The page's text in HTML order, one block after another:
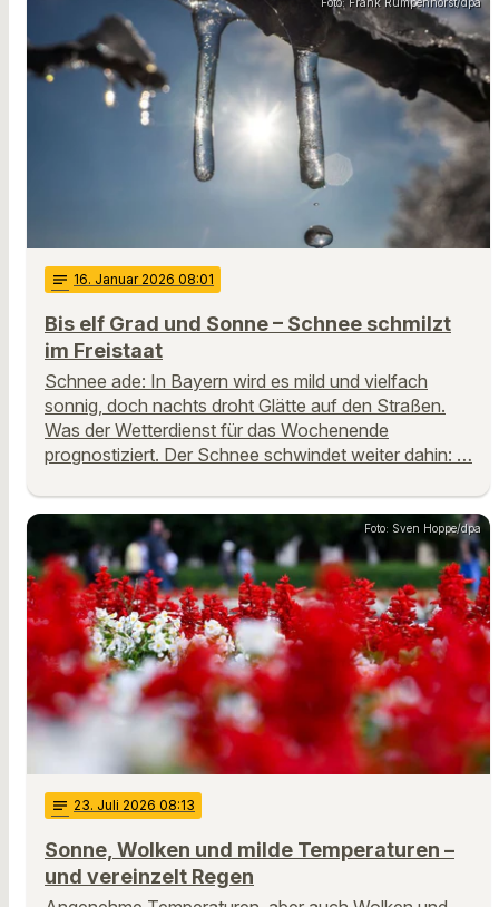
notes 16. Januar 2026 08:01
Bis elf Grad und Sonne – Schnee schmilzt
im Freistaat
Schnee ade: In Bayern wird es mild und vielfach
sonnig, doch nachts droht Glätte auf den Straßen.
Was der Wetterdienst für das Wochenende
prognostiziert. Der Schnee schwindet weiter dahin: …
Foto: Sven Hoppe/dpa
notes 23. Juli 2026 08:13
Sonne, Wolken und milde Temperaturen –
und vereinzelt Regen